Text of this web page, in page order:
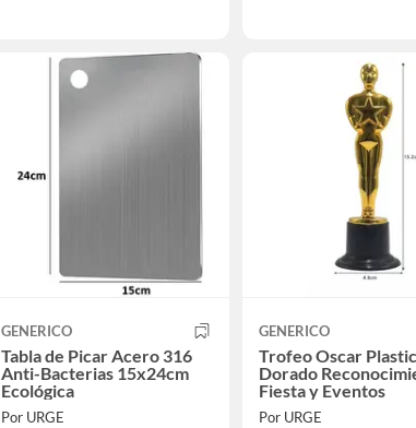
GENERICO
Tabla de Picar Acero 316
Anti-Bacterias 15x24cm
Ecológica
Por URGE
GENERICO
Trofeo Oscar
Dorado
Fiesta y Eventos
Por URGE